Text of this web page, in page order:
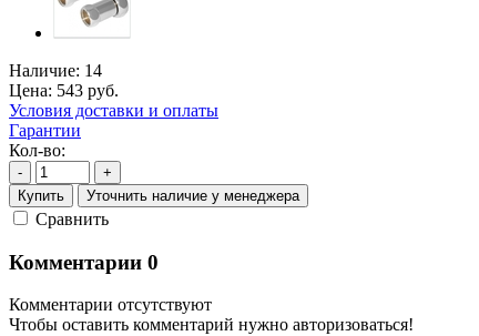
Наличие: 14
Цена: 543 руб.
Условия доставки и оплаты
Гарантии
Кол-во:
-
+
Купить
Уточнить наличие у менеджера
Cравнить
Комментарии 0
Комментарии отсутствуют
Чтобы оставить комментарий нужно авторизоваться!